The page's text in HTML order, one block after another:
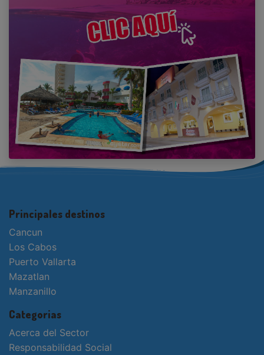
Principales destinos
Cancun
Los Cabos
Puerto Vallarta
Mazatlan
Manzanillo
Categorias
Acerca del Sector
Responsabilidad Social